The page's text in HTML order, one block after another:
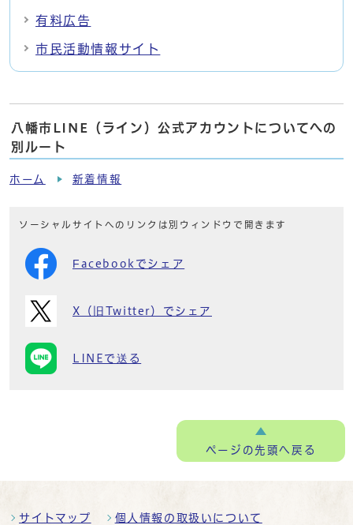
有料広告
市民活動情報サイト
八幡市LINE（ライン）公式アカウントについてへの
別ルート
ホーム 新着情報
ソーシャルサイトへのリンクは別ウィンドウで開きます
Facebookでシェア
X（旧Twitter）でシェア
LINEで送る
ページの先頭へ戻る
サイトマップ 個人情報の取扱いについて